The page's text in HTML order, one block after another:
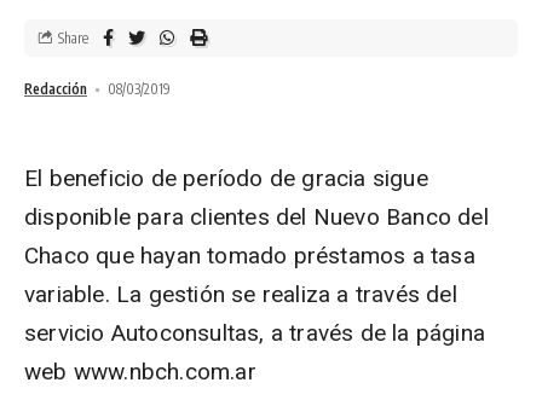
Redacción 08/03/2019
Share
El beneficio de período de gracia sigue
disponible para clientes del Nuevo Banco del
Chaco que hayan tomado préstamos a tasa
variable. La gestión se realiza a través del
servicio Autoconsultas, a través de la página
web www.nbch.com.ar